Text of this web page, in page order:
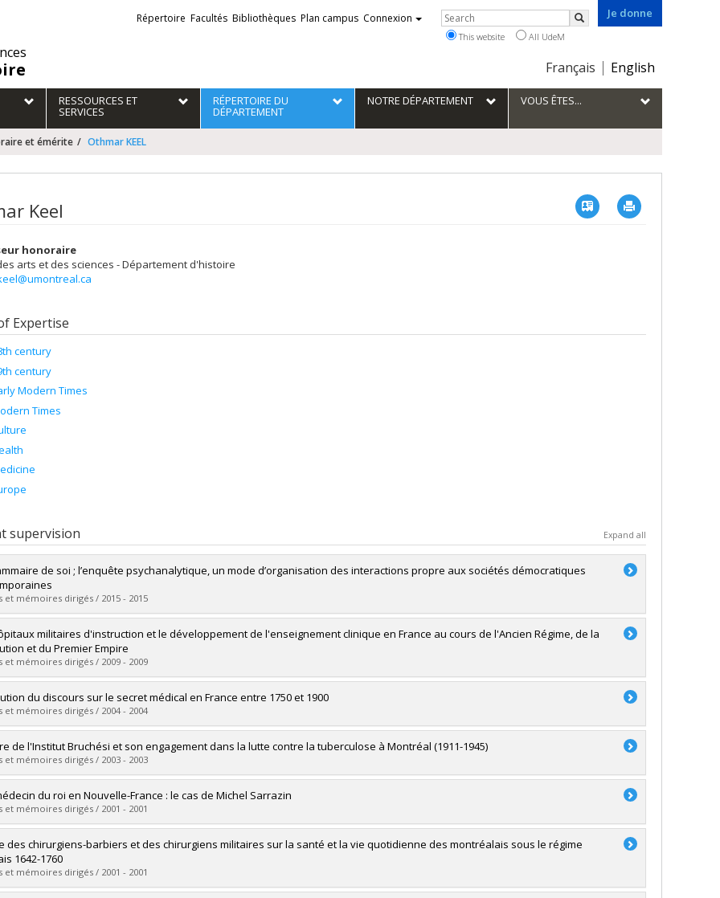
Je donne
Choix
la
langue
Français English
Liens
externes
Répertoire Facultés Bibliothèques Plan campus Connexion Rechercher
Search
This website All UdeM
RESSOURCES ET
SERVICES
RÉPERTOIRE DU
DÉPARTEMENT
NOTRE DÉPARTEMENT VOUS ÊTES...
et émérite Othmar KEEL
Keel Vcard
honoraire
arts et des sciences - Département d'histoire
Expertise
century
century
Modern Times
Times
supervision Expand all
de soi ; l’enquête psychanalytique, un mode d’organisation des interactions propre aux sociétés démocratiques
et mémoires dirigés / 2015 - 2015
:Lamarche, Jean-Baptiste
Doctoral
:Ph. D.
le document dans Papyrus
militaires d'instruction et le développement de l'enseignement clinique en France au cours de l'Ancien Régime, de la
et du Premier Empire
et mémoires dirigés / 2009 - 2009
:Boulanger, David
Master's
:M.A.
le document dans Papyrus
du discours sur le secret médical en France entre 1750 et 1900
et mémoires dirigés / 2004 - 2004
:Potvin, Hélène
Master's
:M.A.
le document dans Papyrus
de l'Institut Bruchési et son engagement dans la lutte contre la tuberculose à Montréal (1911-1945)
et mémoires dirigés / 2003 - 2003
:Lajoie, Yves
Master's
:M.A.
le document dans Papyrus
du roi en Nouvelle-France : le cas de Michel Sarrazin
et mémoires dirigés / 2001 - 2001
:Gauthier, Jean-Richard
Master's
:M.A.
le document dans Papyrus
des chirurgiens-barbiers et des chirurgiens militaires sur la santé et la vie quotidienne des montréalais sous le régime
1642-1760
et mémoires dirigés / 2001 - 2001